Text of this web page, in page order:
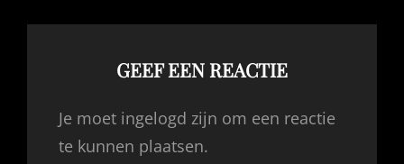
GEEF EEN REACTIE
Je moet ingelogd zijn om een reactie
te kunnen plaatsen.